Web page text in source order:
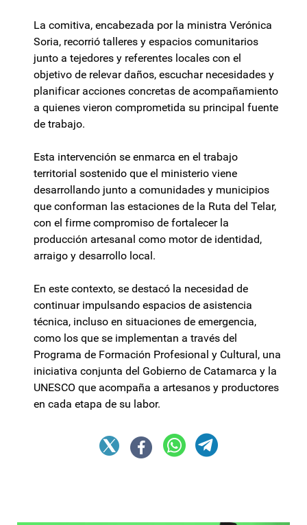
La comitiva, encabezada por la ministra Verónica
Soria, recorrió talleres y espacios comunitarios
junto a tejedores y referentes locales con el
objetivo de relevar daños, escuchar necesidades y
planificar acciones concretas de acompañamiento
a quienes vieron comprometida su principal fuente
de trabajo.
Esta intervención se enmarca en el trabajo
territorial sostenido que el ministerio viene
desarrollando junto a comunidades y municipios
que conforman las estaciones de la Ruta del Telar,
con el firme compromiso de fortalecer la
producción artesanal como motor de identidad,
arraigo y desarrollo local.
En este contexto, se destacó la necesidad de
continuar impulsando espacios de asistencia
técnica, incluso en situaciones de emergencia,
como los que se implementan a través del
Programa de Formación Profesional y Cultural, una
iniciativa conjunta del Gobierno de Catamarca y la
UNESCO que acompaña a artesanos y productores
en cada etapa de su labor.